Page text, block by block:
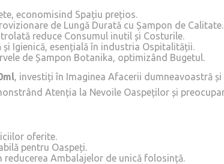
economisind Spațiu prețios.
de Lungă Durată cu Șampon de Calitate.
reduce Consumul inutil și Costurile.
și Igienică, esențială în industria Ospitalității.
de Șampon Botanika, optimizând Bugetul.
, investiți în Imaginea Afacerii dumneavoastră
Atenția la Nevoile Oaspeților și
oferite.
pentru Oaspeți.
reducerea Ambalajelor de unică folosință.